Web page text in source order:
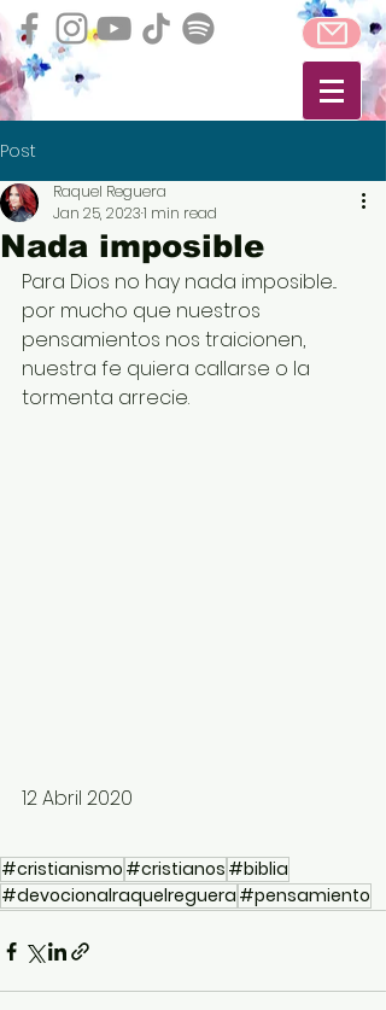
Post
Nada imposible
Raquel Reguera
Jan 25, 20231 min read
Para Dios no hay nada imposible...
por mucho que nuestros
pensamientos nos traicionen,
nuestra fe quiera callarse o la
tormenta arrecie.
12 Abril 2020
#cristianismo #cristianos #biblia
#devocionalraquelreguera #pensamiento